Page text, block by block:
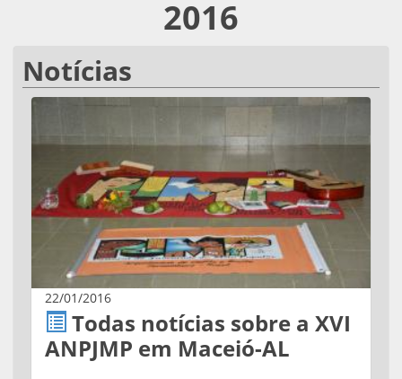
2016
Notícias
22/01/2016
Todas notícias sobre a XVI
ANPJMP em Maceió-AL